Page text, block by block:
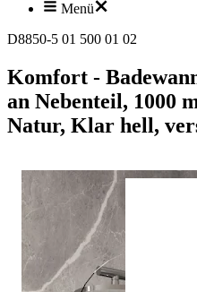
Menü
D8850-5 01 500 01 02
Komfort -
an Nebenteil, 1000
Natur, Klar hell,